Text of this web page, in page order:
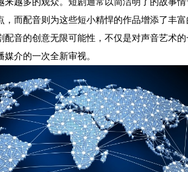
，而配音则为这些短小精悍的作品增添了丰
配音的创意无限可能性，不仅是对声音艺术
介的一次全新审视。